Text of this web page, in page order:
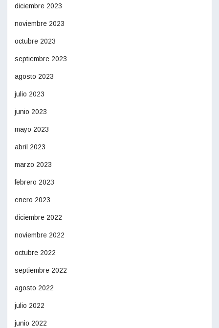
diciembre 2023
noviembre 2023
octubre 2023
septiembre 2023
agosto 2023
julio 2023
junio 2023
mayo 2023
abril 2023
marzo 2023
febrero 2023
enero 2023
diciembre 2022
noviembre 2022
octubre 2022
septiembre 2022
agosto 2022
julio 2022
junio 2022